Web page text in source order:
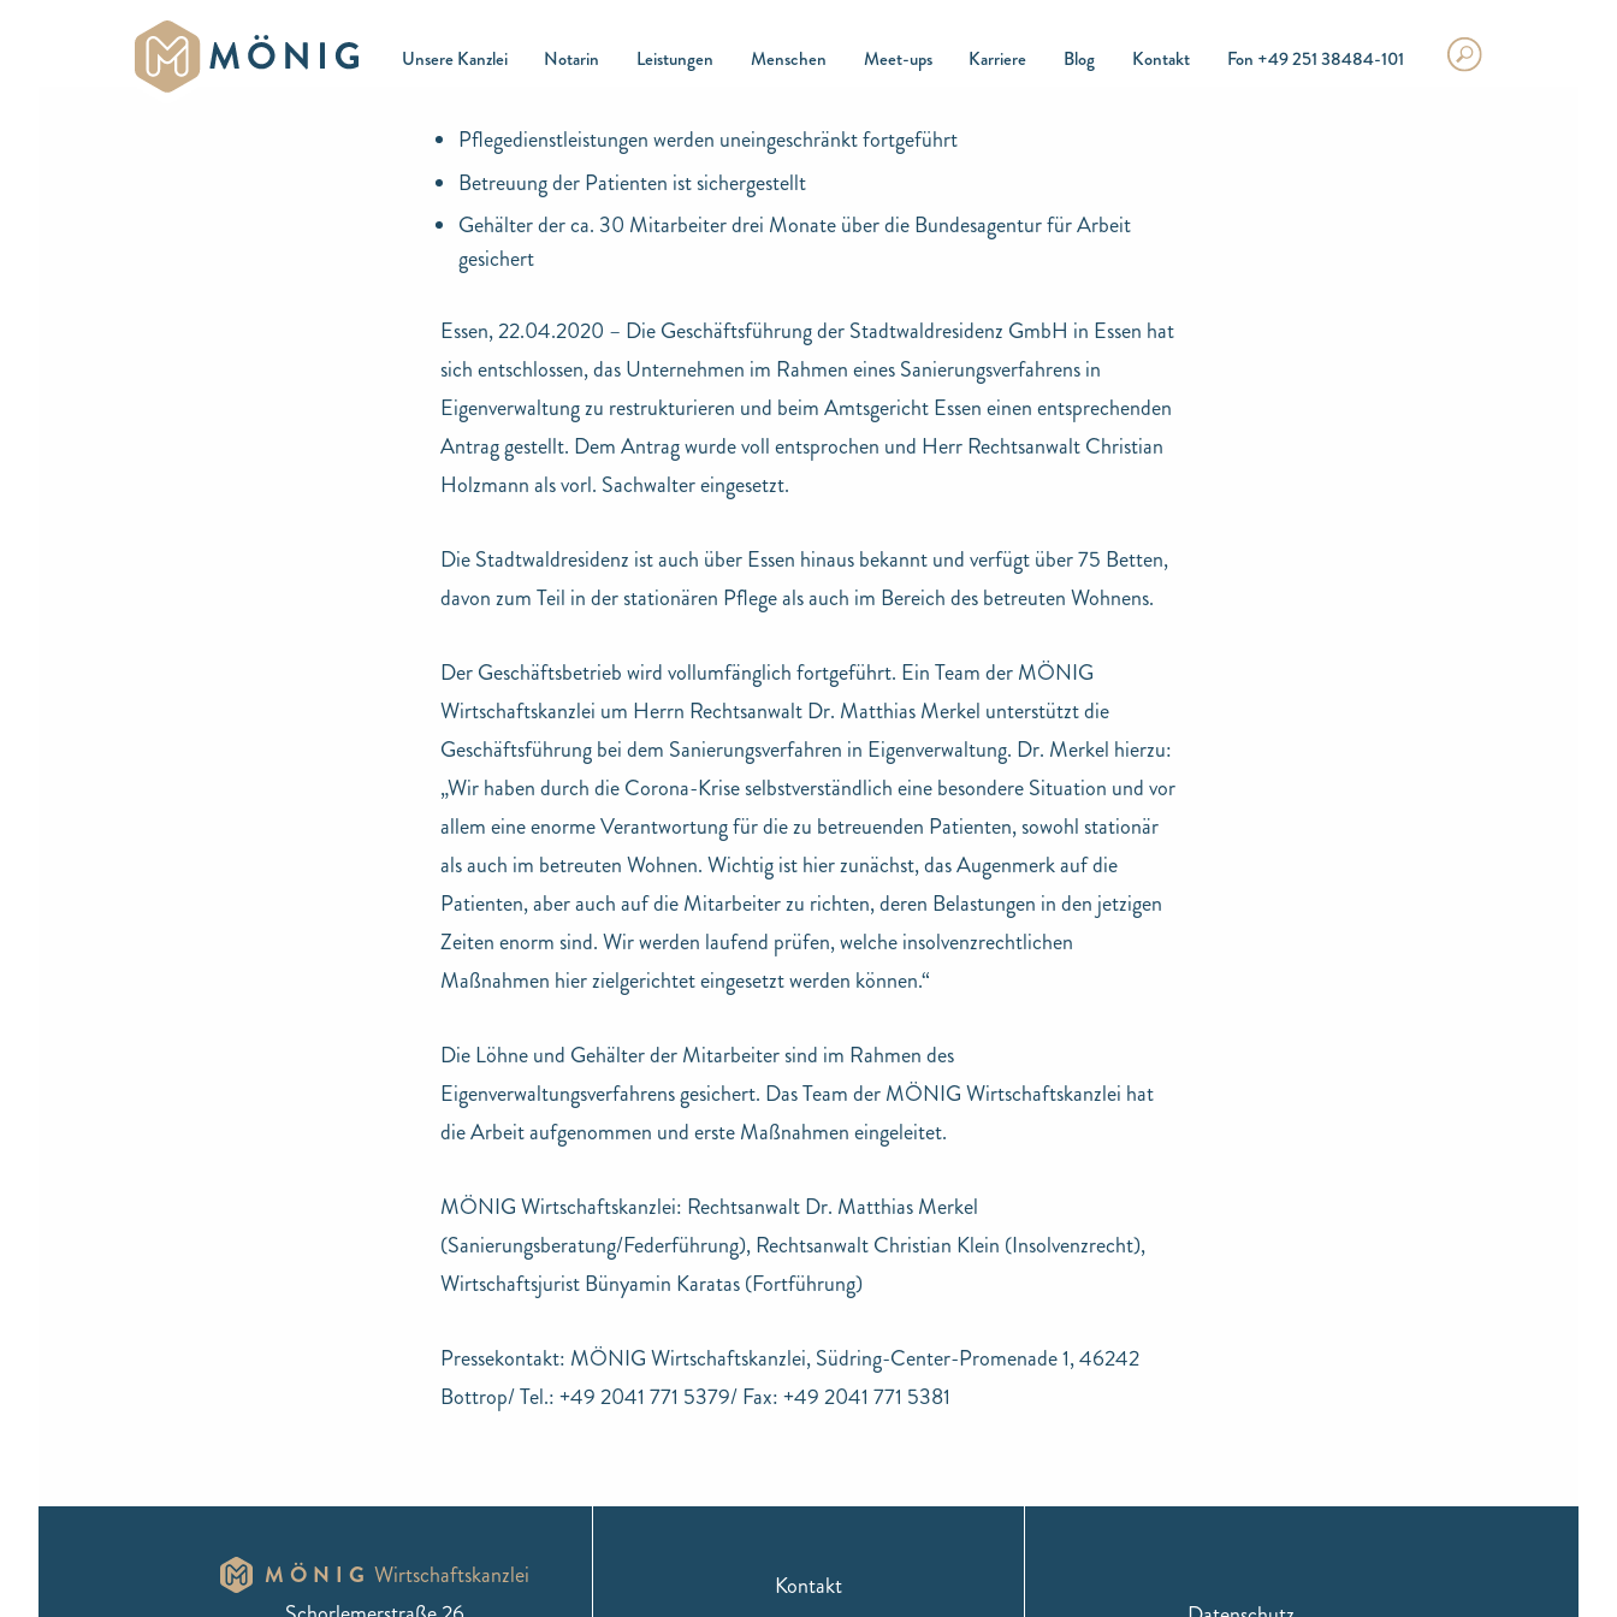
Unsere Kanzlei Notarin Leistungen Menschen Meet-ups Karriere Blog Kontakt Fon +49 251 38484-101
Pflegedienstleistungen werden uneingeschränkt fortgeführt
Betreuung der Patienten ist sichergestellt
Gehälter der ca. 30 Mitarbeiter drei Monate über die Bundesagentur für Arbeit
gesichert
Essen, 22.04.2020 – Die Geschäftsführung der Stadtwaldresidenz GmbH in Essen hat
sich entschlossen, das Unternehmen im Rahmen eines Sanierungsverfahrens in
Eigenverwaltung zu restrukturieren und beim Amtsgericht Essen einen entsprechenden
Antrag gestellt. Dem Antrag wurde voll entsprochen und Herr Rechtsanwalt Christian
Holzmann als vorl. Sachwalter eingesetzt.
Die Stadtwaldresidenz ist auch über Essen hinaus bekannt und verfügt über 75 Betten,
davon zum Teil in der stationären Pflege als auch im Bereich des betreuten Wohnens.
Der Geschäftsbetrieb wird vollumfänglich fortgeführt. Ein Team der MÖNIG
Wirtschaftskanzlei um Herrn Rechtsanwalt Dr. Matthias Merkel unterstützt die
Geschäftsführung bei dem Sanierungsverfahren in Eigenverwaltung. Dr. Merkel hierzu:
„Wir haben durch die Corona-Krise selbstverständlich eine besondere Situation und vor
allem eine enorme Verantwortung für die zu betreuenden Patienten, sowohl stationär
als auch im betreuten Wohnen. Wichtig ist hier zunächst, das Augenmerk auf die
Patienten, aber auch auf die Mitarbeiter zu richten, deren Belastungen in den jetzigen
Zeiten enorm sind. Wir werden laufend prüfen, welche insolvenzrechtlichen
Maßnahmen hier zielgerichtet eingesetzt werden können.“
Die Löhne und Gehälter der Mitarbeiter sind im Rahmen des
Eigenverwaltungsverfahrens gesichert. Das Team der MÖNIG Wirtschaftskanzlei hat
die Arbeit aufgenommen und erste Maßnahmen eingeleitet.
MÖNIG Wirtschaftskanzlei: Rechtsanwalt Dr. Matthias Merkel
(Sanierungsberatung/Federführung), Rechtsanwalt Christian Klein (Insolvenzrecht),
Wirtschaftsjurist Bünyamin Karatas (Fortführung)
Pressekontakt: MÖNIG Wirtschaftskanzlei, Südring-Center-Promenade 1, 46242
Bottrop/ Tel.: +49 2041 771 5379/ Fax: +49 2041 771 5381
MÖNIG Wirtschaftskanzlei
Kontakt